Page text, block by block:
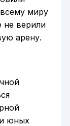
миру
не верили
арену.
юных